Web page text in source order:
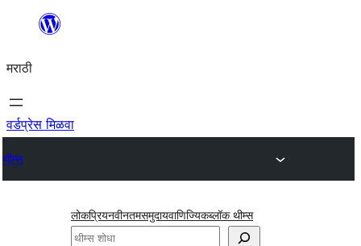
सामुग्रीवर
मराठी
वर्डप्रेस मिळवा
थीम्स
लोकप्रियनवीनतमसमुदायवाणिज्यिकब्लॉक थीम्स
शोधा